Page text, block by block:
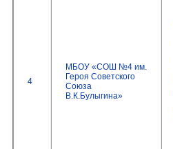
4
МБОУ «СОШ №4 им.
Героя Советского
Союза
В.К.Булыгина»